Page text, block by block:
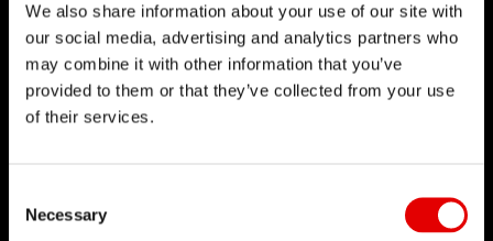
We also share information about your use of our site with
our social media, advertising and analytics partners who
may combine it with other information that you’ve
provided to them or that they’ve collected from your use
of their services.
Necessary